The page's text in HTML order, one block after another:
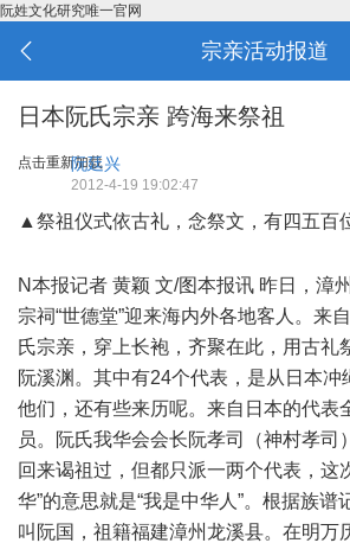
阮姓文化研究唯一官网
宗亲活动报道
日本阮氏宗亲 跨海来祭祖
点击重新加载
阮廷兴
2012-4-19 19:02:47
▲祭祖仪式依古礼，念祭文，有四五百
N本报记者 黄颖 文/图本报讯 昨日，漳
宗祠“世德堂”迎来海内外各地客人。来
氏宗亲，穿上长袍，齐聚在此，用古
阮溪渊。其中有24个代表，是从日本冲
他们，还有些来历呢。来自日本的代表
员。阮氏我华会会长阮孝司（神村孝司
回来谒祖过，但都只派一两个代表，这
华”的意思就是“我是中华人”。根据族谱
叫阮国，祖籍福建漳州龙溪县。在明万